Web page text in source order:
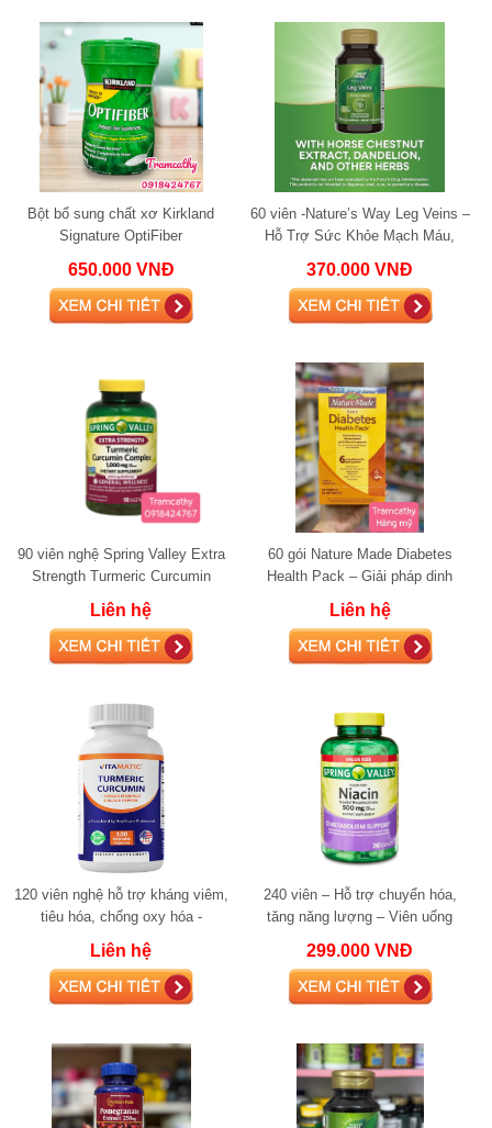
Bột bổ sung chất xơ Kirkland
Signature OptiFiber
650.000 VNĐ
60 viên -Nature’s Way Leg Veins –
Hỗ Trợ Sức Khỏe Mạch Máu,
370.000 VNĐ
90 viên nghệ Spring Valley Extra
Strength Turmeric Curcumin
trợ xương
Liên hệ
60 gói Nature Made Diabetes
Health Pack – Giải pháp dinh
tiền tiểu đư
Liên hệ
120 viên nghệ hỗ trợ kháng viêm,
tiêu hóa, chống oxy hóa -
Liên hệ
240 viên – Hỗ trợ chuyển hóa,
tăng năng lượng – Viên uống
Free
299.000 VNĐ